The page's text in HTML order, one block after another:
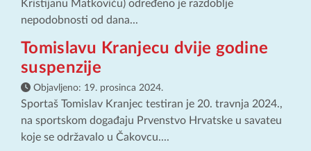
Kristijanu Matkoviću) određeno je razdoblje
nepodobnosti od dana...
Tomislavu Kranjecu dvije godine
suspenzije
Objavljeno: 19. prosinca 2024.
Sportaš Tomislav Kranjec testiran je 20. travnja 2024.,
na sportskom događaju Prvenstvo Hrvatske u savateu
koje se održavalo u Čakovcu....